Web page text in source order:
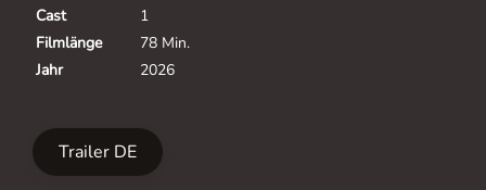
Cast
1
Filmlänge
78 Min.
Jahr
2026
Trailer DE